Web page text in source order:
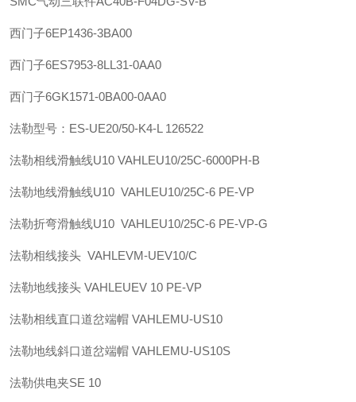
西门子6EP1436-3BA00
西门子6ES7953-8LL31-0AA0
西门子6GK1571-0BA00-0AA0
法勒型号：ES-UE20/50-K4-L 126522
法勒相线滑触线U10 VAHLEU10/25C-6000PH-B
法勒地线滑触线U10 VAHLEU10/25C-6 PE-VP
法勒折弯滑触线U10 VAHLEU10/25C-6 PE-VP-G
法勒相线接头 VAHLEVM-UEV10/C
法勒地线接头 VAHLEUEV 10 PE-VP
法勒相线直口道岔端帽 VAHLEMU-US10
法勒地线斜口道岔端帽 VAHLEMU-US10S
法勒供电夹SE 10